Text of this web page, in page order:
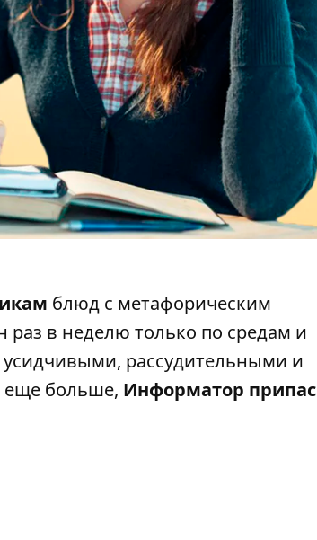
блюд с метафорическим
раз в неделю только по средам и
рассудительными и
еще больше, Информатор припас